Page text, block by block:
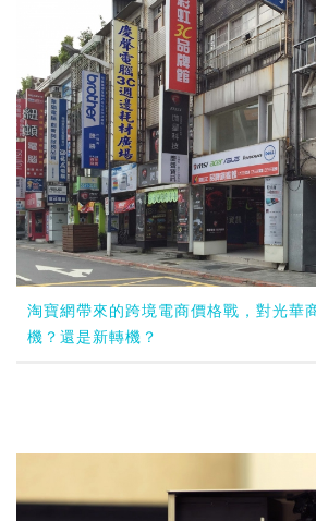
淘寶網帶來的跨境電商價格戰，對光華
機？還是新轉機？